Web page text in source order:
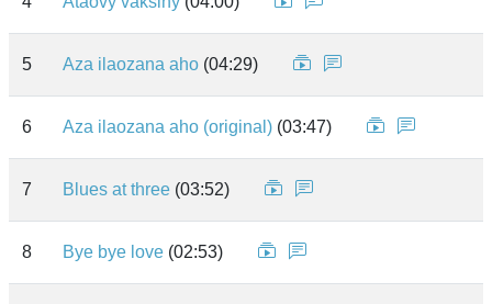
5 Aza ilaozana aho (04:29)
6 Aza ilaozana aho (original) (03:47)
7 Blues at three (03:52)
8 Bye bye love (02:53)